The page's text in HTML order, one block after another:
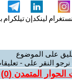
لينكدإنتيلكرام
على الموضوع
النقر على -
الحوار المتمدن (0
)